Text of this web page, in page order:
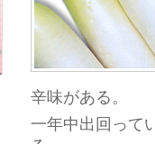
辛味がある。
一年中出回って